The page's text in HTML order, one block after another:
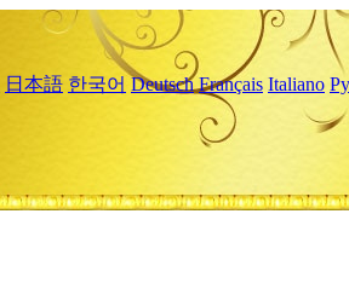
日本語 한국어 Deutsch Français Italiano